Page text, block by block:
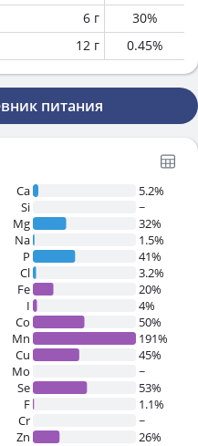
6 г 30%
12 г 0.45%
питания
Ca
5.2%
Si
~
Mg
32%
Na
1.5%
P
41%
Cl
3.2%
Fe
20%
I
4%
Co
50%
Mn
191%
Cu
45%
Mo
~
Se
53%
F
1.1%
Cr
~
Zn
26%